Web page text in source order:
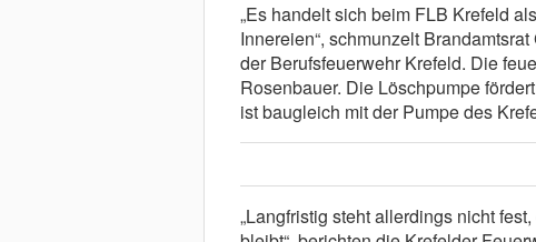
„Es handelt sich beim FLB Krefeld
Innereien“, schmunzelt
der Berufsfeuerwehr Krefeld. Die
Rosenbauer. Die Löschpumpe
ist baugleich mit der Pumpe des
„Langfristig steht allerdings nicht